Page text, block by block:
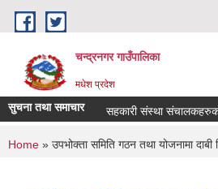
Skip to main content
चन्द्रनगर गाउँपालिका
मधेश प्रदेश
सुचना तथा समाचार सहकारी संस्था संचालकहरुको
You are here
Home » उपभोक्ता समिति गठन तथा योजनामा दाबी